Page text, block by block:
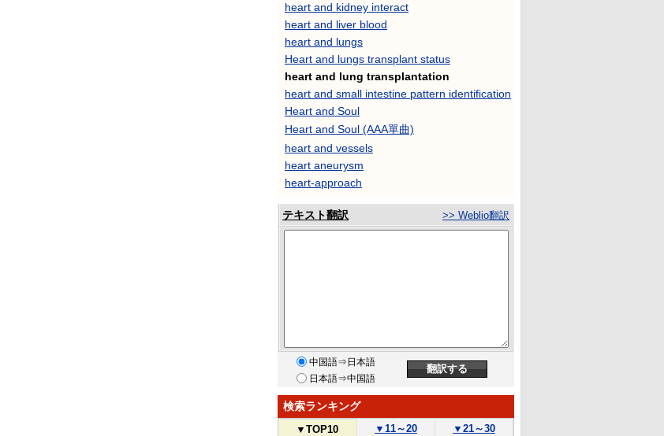
heart and kidney interact
heart and liver blood
heart and lungs
Heart and lungs transplant status
heart and lung transplantation
heart and small intestine pattern identification
Heart and Soul
Heart and Soul (AAA單曲)
heart and vessels
heart aneurysm
heart-approach
テキスト翻訳 >> Weblio翻訳
中国語⇒日本語
日本語⇒中国語
検索ランキング
▼ TOP10 ▼ 11～20 ▼ 21～30